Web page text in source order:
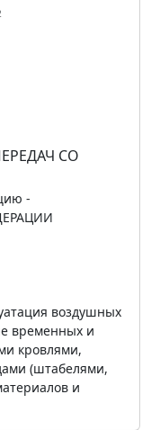
СО
-
воздушных
временных и
кровлями,
(штабелями,
и